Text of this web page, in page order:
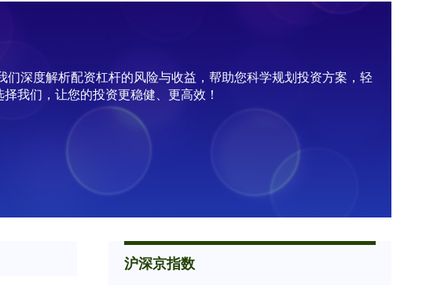
深度解析配资杠杆的风险与收益，帮助您科学规划投资方案，轻
我们，让您的投资更稳健、更高效！
沪深京指数